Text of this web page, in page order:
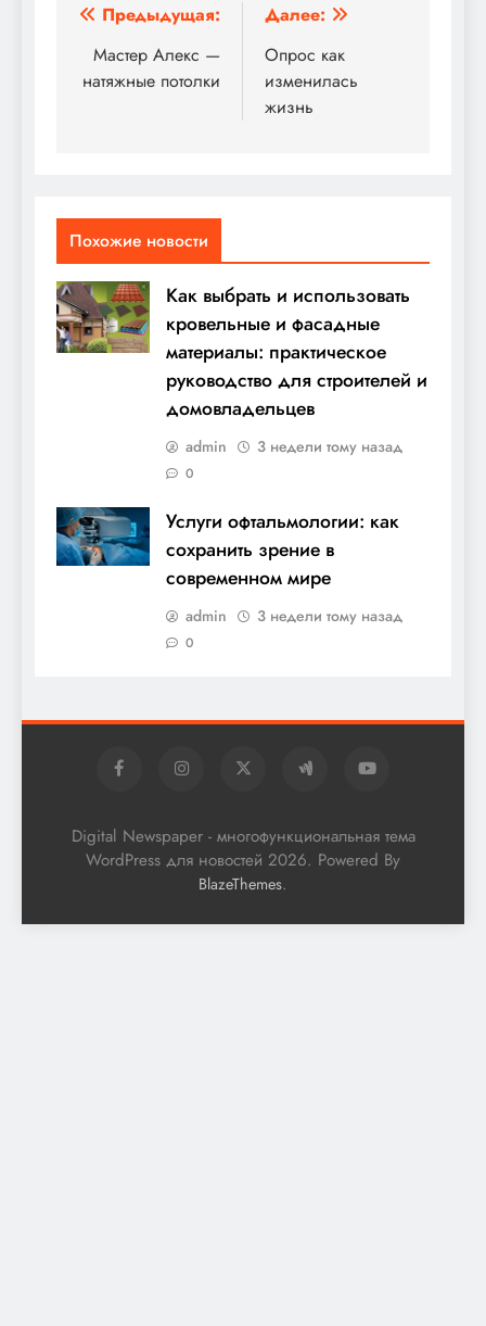
Навигация
по
записям
Предыдущая:
Мастер Алекс —
натяжные потолки
Далее:
Опрос как
изменилась
жизнь
Похожие новости
Как выбрать и использовать
кровельные и фасадные
материалы: практическое
руководство для строителей и
домовладельцев
admin 3 недели тому назад
0
Услуги офтальмологии: как
сохранить зрение в
современном мире
admin 3 недели тому назад
0
Digital Newspaper - многофункциональная тема
WordPress для новостей 2026. Powered By
BlazeThemes.